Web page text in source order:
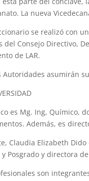
La nueva
se realizó con
del Consejo Directivo,
de LAR.
Autoridades asumirán
es Mg. Ing, Químico,
Además, es
Claudia Elizabeth
y Posgrado y directora
son